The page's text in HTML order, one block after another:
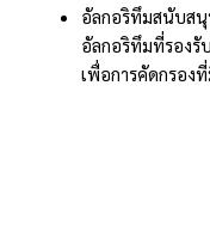
อัลกอริทึมสนับสนุ
อัลกอริทึมที่รองรั
เพื่อการคัดกรอง